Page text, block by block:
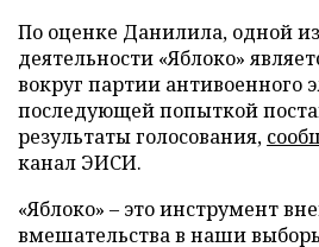
По оценке Данилила, одной
деятельности «Яблоко»
вокруг партии антивоенного
последующей попыткой
результаты голосования,
канал ЭИСИ.
«Яблоко» – это инструмент
вмешательства в наши